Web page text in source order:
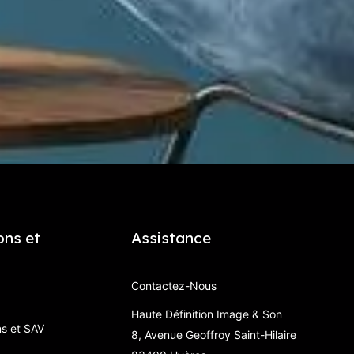
et
et SAV
Assistance
Contactez-Nous
Haute Définition Image & Son
8, Avenue Geoffroy Saint-Hilaire